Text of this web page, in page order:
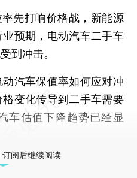
先打响价格战，新能源
预期，电动汽车二手车
到冲击。
汽车保值率如何应对冲
变化传导到二手车需要
车估值下降趋势已经显
订阅后继续阅读